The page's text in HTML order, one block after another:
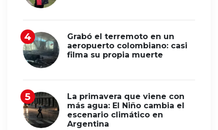
Grabó el terremoto en un
aeropuerto colombiano: casi
filma su propia muerte
La primavera que viene con
más agua: El Niño cambia el
escenario climático en
Argentina